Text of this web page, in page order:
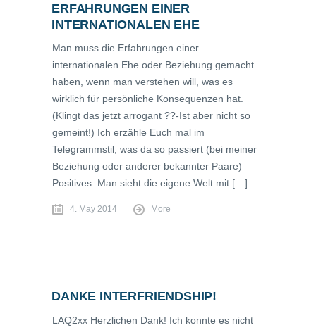
ERFAHRUNGEN EINER
INTERNATIONALEN EHE
Man muss die Erfahrungen einer
internationalen Ehe oder Beziehung gemacht
haben, wenn man verstehen will, was es
wirklich für persönliche Konsequenzen hat.
(Klingt das jetzt arrogant ??-Ist aber nicht so
gemeint!) Ich erzähle Euch mal im
Telegrammstil, was da so passiert (bei meiner
Beziehung oder anderer bekannter Paare)
Positives: Man sieht die eigene Welt mit […]
4. May 2014 More
DANKE INTERFRIENDSHIP!
LAQ2xx Herzlichen Dank! Ich konnte es nicht